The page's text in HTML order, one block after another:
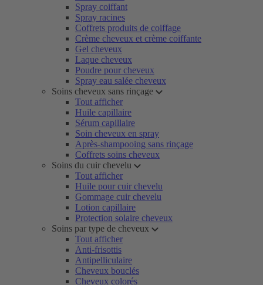
Spray coiffant
Spray racines
Coffrets produits de coiffage
Crème cheveux et crème coiffante
Gel cheveux
Laque cheveux
Poudre pour cheveux
Spray eau salée cheveux
Soins cheveux sans rinçage
Tout afficher
Huile capillaire
Sérum capillaire
Soin cheveux en spray
Après-shampooing sans rinçage
Coffrets soins cheveux
Soins du cuir chevelu
Tout afficher
Huile pour cuir chevelu
Gommage cuir chevelu
Lotion capillaire
Protection solaire cheveux
Soins par type de cheveux
Tout afficher
Anti-frisottis
Antipelliculaire
Cheveux bouclés
Cheveux colorés